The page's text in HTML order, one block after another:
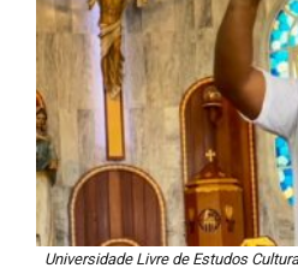
Universidade Livre de Estudos